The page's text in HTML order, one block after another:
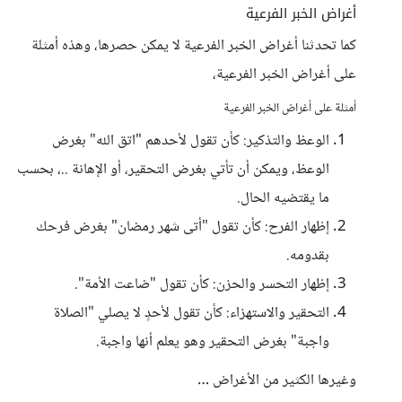
أغراض الخبر الفرعية
كما تحدثنا أغراض الخبر الفرعية لا يمكن حصرها، وهذه أمثلة
على أغراض الخبر الفرعية،
أمثلة على أغراض الخبر الفرعية
الوعظ والتذكير: كأن تقول لأحدهم "اتق الله" بغرض
الوعظ، ويمكن أن تأتي بغرض التحقير، أو الإهانة ..، بحسب
ما يقتضيه الحال.
إظهار الفرح: كأن تقول "أتى شهر رمضان" بغرض فرحك
بقدومه.
إظهار التحسر والحزن: كأن تقول "ضاعت الأمة".
التحقير والاستهزاء: كأن تقول لأحدٍ لا يصلي "الصلاة
واجبة" بغرض التحقير وهو يعلم أنها واجبة.
وغيرها الكثير من الأغراض …